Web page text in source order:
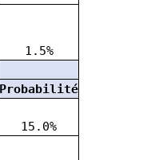
1.5%
Probabilité
15.0%